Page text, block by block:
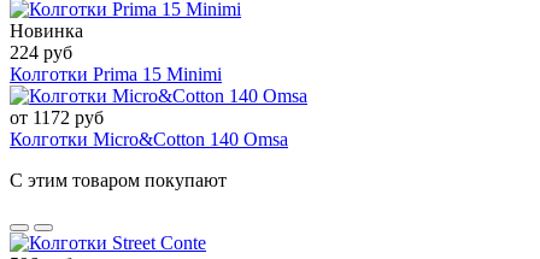
Новинка
224 руб
Колготки Prima 15 Minimi
от 1172 руб
Колготки Micro&Cotton 140 Omsa
С этим товаром покупают